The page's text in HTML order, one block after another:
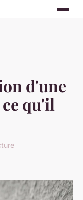
d'une
qu'il